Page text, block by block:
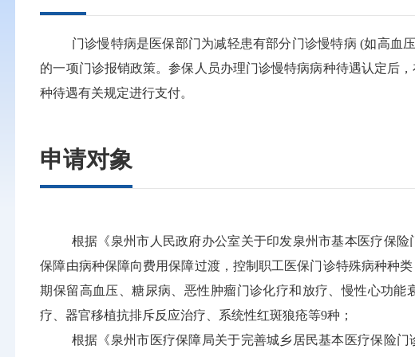
门诊慢特病是医保部门为减轻患有部分门诊慢特病 (如高血
的一项门诊报销政策。参保人员办理门诊慢特病病种待遇认定后
种待遇有关规定进行支付。
申请对象
根据《泉州市人民政府办公室关于印发泉州市基本医疗保
保障由病种保障向费用保障过渡，控制职工医保门诊特殊病种种
期保留高血压、糖尿病、恶性肿瘤门诊化疗和放疗、慢性心功
疗、器官移植抗排斥反应治疗、系统性红斑狼疮等9种；
根据《泉州市医疗保障局关于完善城乡居民基本医疗保险